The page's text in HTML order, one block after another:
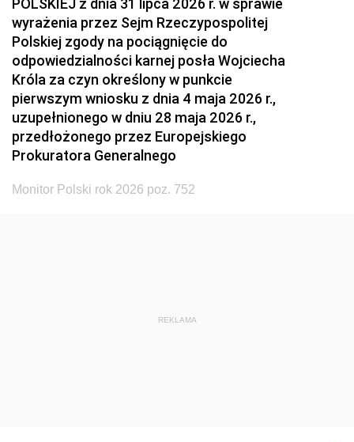
wyrażenia przez Sejm Rzeczypospolitej
Polskiej zgody na pociągnięcie do
odpowiedzialności karnej posła Wojciecha
Króla za czyn określony w punkcie
pierwszym wniosku z dnia 4 maja 2026 r.,
uzupełnionego w dniu 28 maja 2026 r.,
przedłożonego przez Europejskiego
Prokuratora Generalnego
Monitor Polski rok 2026 poz. 752
REKLAMA